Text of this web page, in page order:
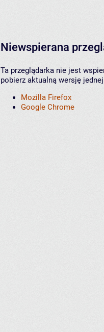
Niewspierana
Ta przeglądarka nie jest
pobierz aktualną wersję
Mozilla Firefox
Google Chrome